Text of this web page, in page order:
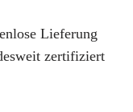
Lieferung
zertifiziert